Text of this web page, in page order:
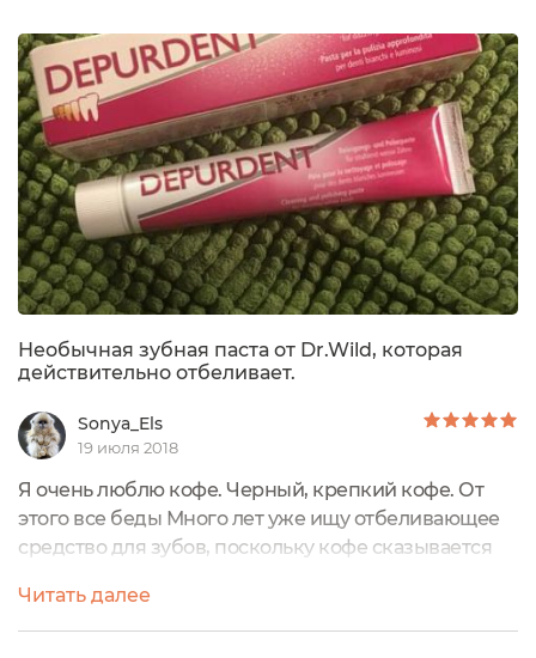
Необычная зубная паста от Dr.Wild, которая
действительно отбеливает.
Sonya_Els
19 июля 2018
Я очень люблю кофе. Черный, крепкий кофе. От
этого все беды Много лет уже ищу отбеливающее
средство для зубов, поскольку кофе сказывается
знакомой открыла для себя швейцарскую
профессиональную косметику Доктор Вилд. Как я
Читать далее